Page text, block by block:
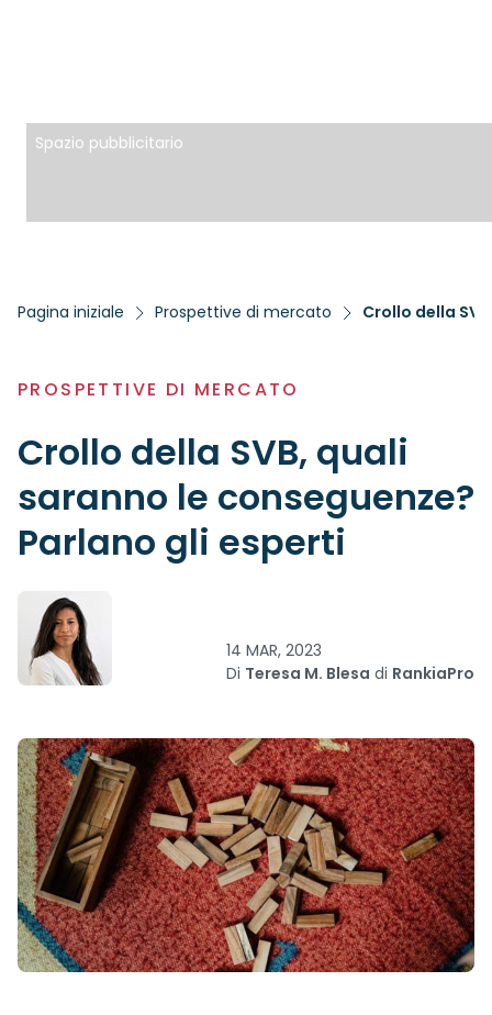
Spazio pubblicitario
Pagina iniziale Prospettive di mercato Crollo della
PROSPETTIVE DI MERCATO
Crollo della SVB, quali
saranno le conseguenze?
Parlano gli esperti
14 MAR, 2023
Di Teresa M. Blesa di RankiaPro